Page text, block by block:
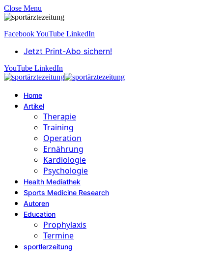
Close Menu
FacebookYouTube LinkedIn
Jetzt Print-Abo sichern!
YouTube LinkedIn
Home
Artikel
Therapie
Training
Operation
Ernährung
Kardiologie
Psychologie
Health Mediathek
Sports Medicine Research
Autoren
Education
Prophylaxis
Termine
sportlerzeitung